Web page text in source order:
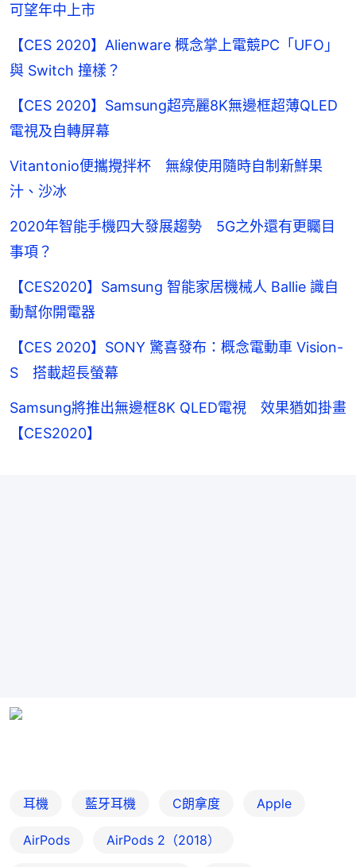
可望年中上市
【CES 2020】Alienware 概念掌上電競PC「UFO」
與 Switch 撞樣？
【CES 2020】Samsung超亮麗8K無邊框超薄QLED
電視及自轉屏幕
Vitantonio便攜攪拌杯 無線使用隨時自制新鮮果
汁、沙冰
2020年智能手機四大發展趨勢 5G之外還有更矚目
事項？
【CES2020】Samsung 智能家居機械人 Ballie 識自
動幫你開電器
【CES 2020】SONY 驚喜發布：概念電動車 Vision-
S 搭載超長螢幕
Samsung將推出無邊框8K QLED電視 效果猶如掛畫
【CES2020】
耳機 藍牙耳機 C朗拿度 Apple
AirPods AirPods 2（2018）